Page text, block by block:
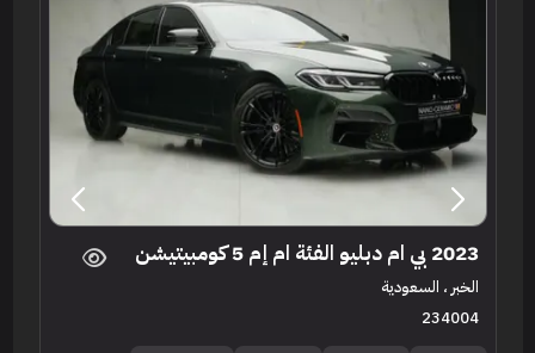
2023 بي ام دبليو الفئة ام إم 5 كومبيتيشن
الخبر ، السعودية
234004